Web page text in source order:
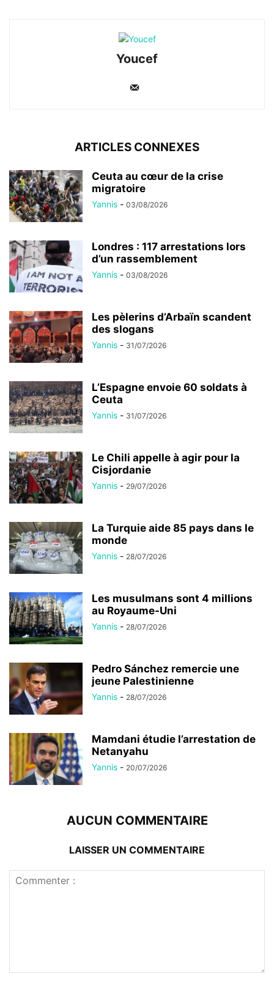
Youcef
ARTICLES CONNEXES
Ceuta au cœur de la crise
migratoire
Yannis - 03/08/2026
Londres : 117 arrestations lors
d’un rassemblement
Yannis - 03/08/2026
Les pèlerins d’Arbaïn scandent
des slogans
Yannis - 31/07/2026
L’Espagne envoie 60 soldats à
Ceuta
Yannis - 31/07/2026
Le Chili appelle à agir pour la
Cisjordanie
Yannis - 29/07/2026
La Turquie aide 85 pays dans le
monde
Yannis - 28/07/2026
Les musulmans sont 4 millions
au Royaume-Uni
Yannis - 28/07/2026
Pedro Sánchez remercie une
jeune Palestinienne
Yannis - 28/07/2026
Mamdani étudie l’arrestation de
Netanyahu
Yannis - 20/07/2026
AUCUN COMMENTAIRE
LAISSER UN COMMENTAIRE